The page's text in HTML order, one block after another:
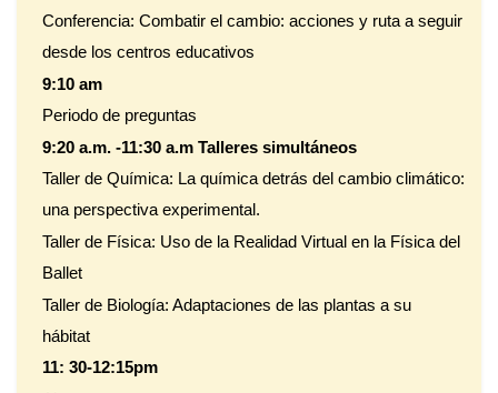
Conferencia: Combatir el cambio: acciones y ruta a seguir
desde los centros educativos
9:10 am
Periodo de preguntas
9:20 a.m. -11:30 a.m Talleres simultáneos
Taller de Química: La química detrás del cambio climático:
una perspectiva experimental.
Taller de Física: Uso de la Realidad Virtual en la Física del
Ballet
Taller de Biología: Adaptaciones de las plantas a su
hábitat
11: 30-12:15pm